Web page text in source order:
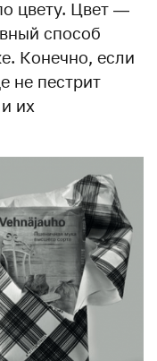
цвету. Цвет —
способ
Конечно, если
не пестрит
их